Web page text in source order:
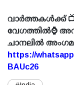
വാർത്തകൾക്ക് 📺
വേഗത്തിൽ⌚
ചാനലിൽ
https://
BAUc26